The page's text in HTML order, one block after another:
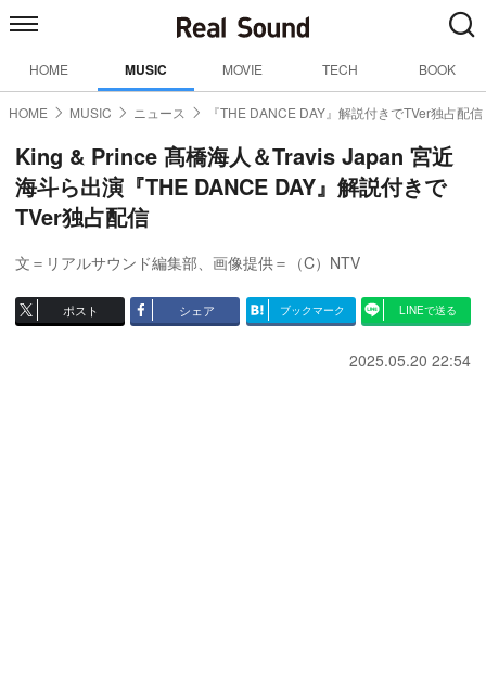
HOME MUSIC MOVIE TECH BOOK
HOME MUSIC ニュース 『THE DANCE DAY』解説付きでTVer独占配信
King & Prince 髙橋海人＆Travis Japan 宮近
海斗ら出演『THE DANCE DAY』解説付きで
TVer独占配信
文＝リアルサウンド編集部、画像提供＝（C）NTV
ポスト シェア ブックマーク LINEで送る
2025.05.20 22:54